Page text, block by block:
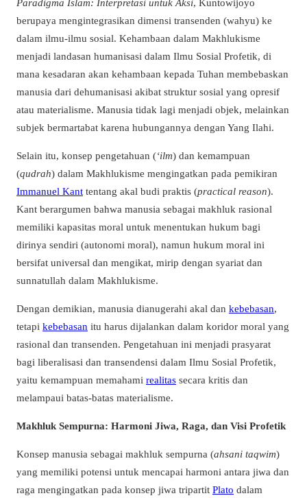
berupaya mengintegrasikan dimensi transenden (wahyu) ke
dalam ilmu-ilmu sosial. Kehambaan dalam Makhlukisme
menjadi landasan humanisasi dalam Ilmu Sosial Profetik, di
mana kesadaran akan kehambaan kepada Tuhan membebaskan
manusia dari dehumanisasi akibat struktur sosial yang opresif
atau materialisme. Manusia tidak lagi menjadi objek, melainkan
subjek bermartabat karena hubungannya dengan Yang Ilahi.
Selain itu, konsep pengetahuan (‘ilm) dan kemampuan
(qudrah) dalam Makhlukisme mengingatkan pada pemikiran
Immanuel Kant tentang akal budi praktis (practical reason).
Kant berargumen bahwa manusia sebagai makhluk rasional
memiliki kapasitas moral untuk menentukan hukum bagi
dirinya sendiri (autonomi moral), namun hukum moral ini
bersifat universal dan mengikat, mirip dengan syariat dan
sunnatullah dalam Makhlukisme.
Dengan demikian, manusia dianugerahi akal dan kebebasan,
tetapi kebebasan itu harus dijalankan dalam koridor moral yang
rasional dan transenden. Pengetahuan ini menjadi prasyarat
bagi liberalisasi dan transendensi dalam Ilmu Sosial Profetik,
yaitu kemampuan memahami realitas secara kritis dan
melampaui batas-batas materialisme.
Makhluk Sempurna: Harmoni Jiwa, Raga, dan Visi Profetik
Konsep manusia sebagai makhluk sempurna (ahsani taqwim)
yang memiliki potensi untuk mencapai harmoni antara jiwa dan
raga mengingatkan pada konsep jiwa tripartit Plato dalam